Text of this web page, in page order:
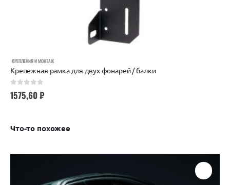
КРЕПЛЕНИЯ И МОНТАЖ
Крепежная рамка для двух фонарей / балки
1575,60₽
Что-то похожее